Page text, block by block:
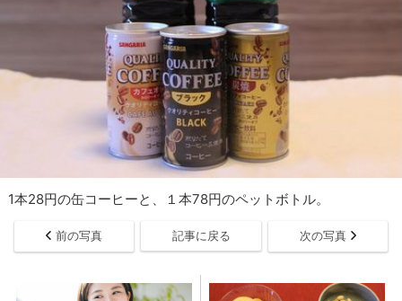
1本28円の缶コーヒーと、１本78円のペットボトル。
前の写真 記事に戻る 次の写真